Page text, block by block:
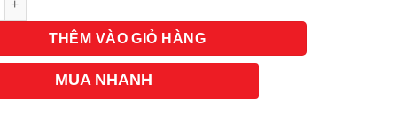
THÊM VÀO GIỎ HÀNG
MUA NHANH